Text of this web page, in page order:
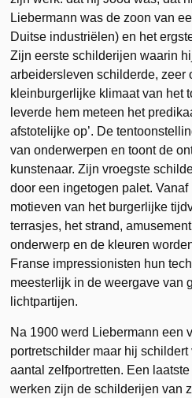
Liebermann was de zoon van
Duitse industriëlen) en het
Zijn eerste schilderijen waarin
arbeidersleven schilderde, zeer
kleinburgerlijke klimaat van het
leverde hem meteen het
afstotelijke op’. De
van onderwerpen en toont de
kunstenaar. Zijn vroegste
door een ingetogen palet.
motieven van het burgerlijke
terrasjes, het strand,
onderwerp en de kleuren
Franse impressionisten hun
meesterlijk in de weergave van
lichtpartijen.
Na 1900 werd Liebermann een
portretschilder maar hij
aantal zelfportretten. Een
werken zijn de schilderijen van